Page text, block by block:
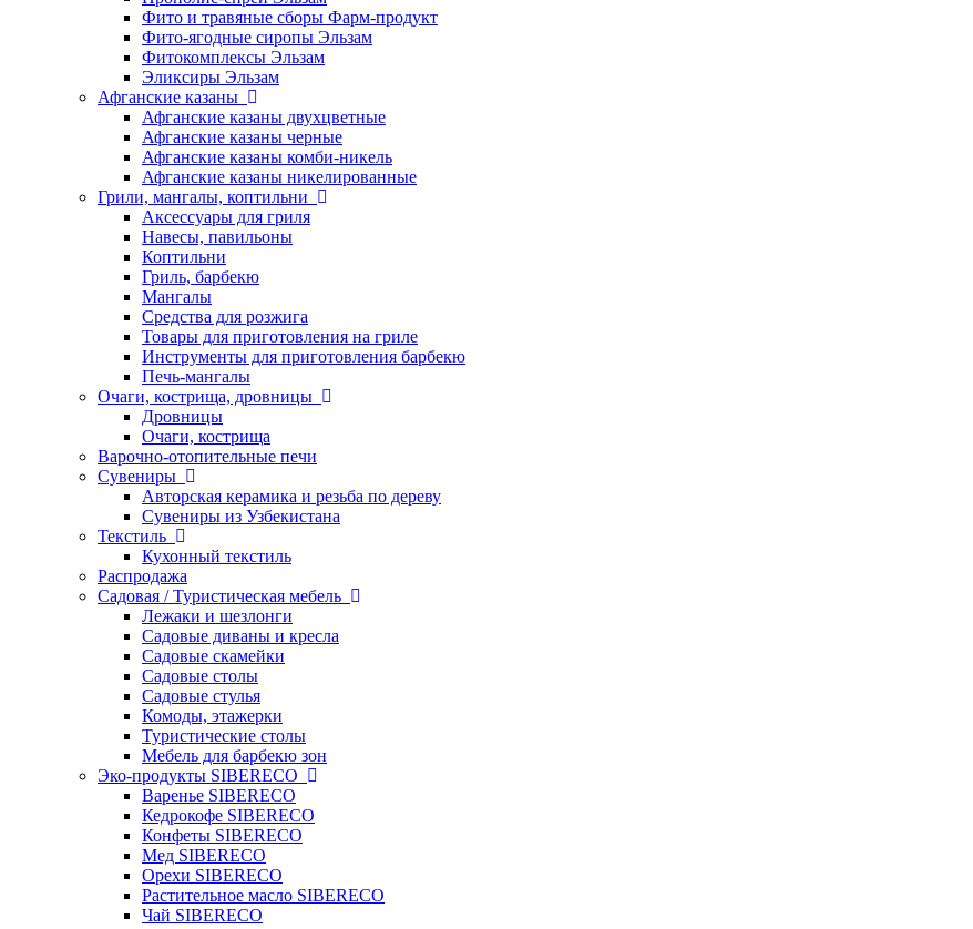
Фито и травяные сборы Фарм-продукт
Фито-ягодные сиропы Эльзам
Фитокомплексы Эльзам
Эликсиры Эльзам
Афганские казаны
Афганские казаны двухцветные
Афганские казаны черные
Афганские казаны комби-никель
Афганские казаны никелированные
Грили, мангалы, коптильни
Аксессуары для гриля
Навесы, павильоны
Коптильни
Гриль, барбекю
Мангалы
Средства для розжига
Товары для приготовления на гриле
Инструменты для приготовления барбекю
Печь-мангалы
Очаги, кострища, дровницы
Дровницы
Очаги, кострища
Варочно-отопительные печи
Сувениры
Авторская керамика и резьба по дереву
Сувениры из Узбекистана
Текстиль
Кухонный текстиль
Распродажа
Садовая / Туристическая мебель
Лежаки и шезлонги
Садовые диваны и кресла
Садовые скамейки
Садовые столы
Садовые стулья
Комоды, этажерки
Туристические столы
Мебель для барбекю зон
Эко-продукты SIBERECO
Варенье SIBERECO
Кедрокофе SIBERECO
Конфеты SIBERECO
Мед SIBERECO
Орехи SIBERECO
Растительное масло SIBERECO
Чай SIBERECO